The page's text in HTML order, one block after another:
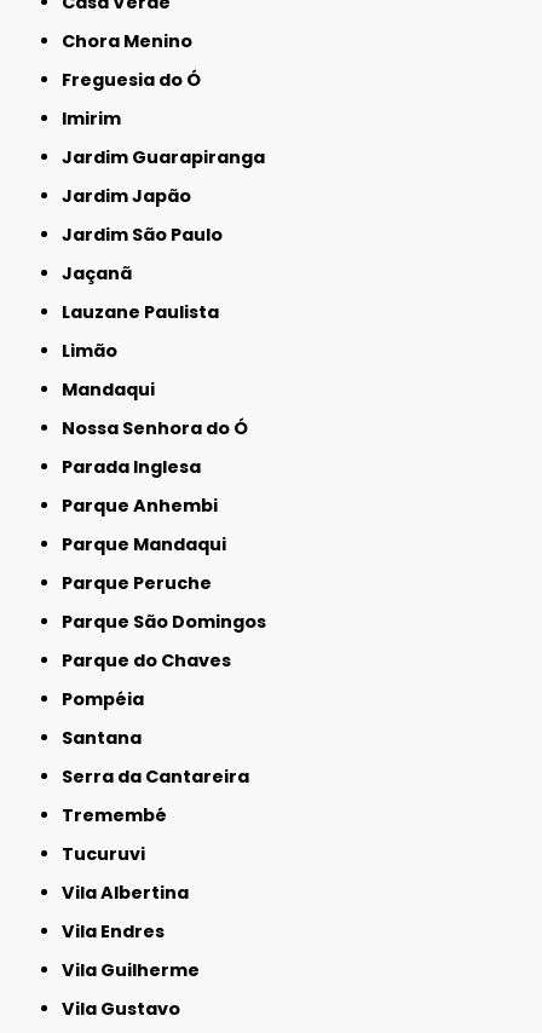
Chora Menino
Freguesia do Ó
Imirim
Jardim Guarapiranga
Jardim Japão
Jardim São Paulo
Jaçanã
Lauzane Paulista
Limão
Mandaqui
Nossa Senhora do Ó
Parada Inglesa
Parque Anhembi
Parque Mandaqui
Parque Peruche
Parque São Domingos
Parque do Chaves
Pompéia
Santana
Serra da Cantareira
Tremembé
Tucuruvi
Vila Albertina
Vila Endres
Vila Guilherme
Vila Gustavo